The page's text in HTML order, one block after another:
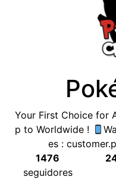
Your First Choice for
p to Worldwide ! Wa
es :
1476
seguidores